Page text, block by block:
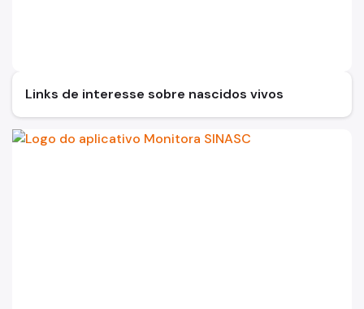
Links de interesse sobre nascidos vivos